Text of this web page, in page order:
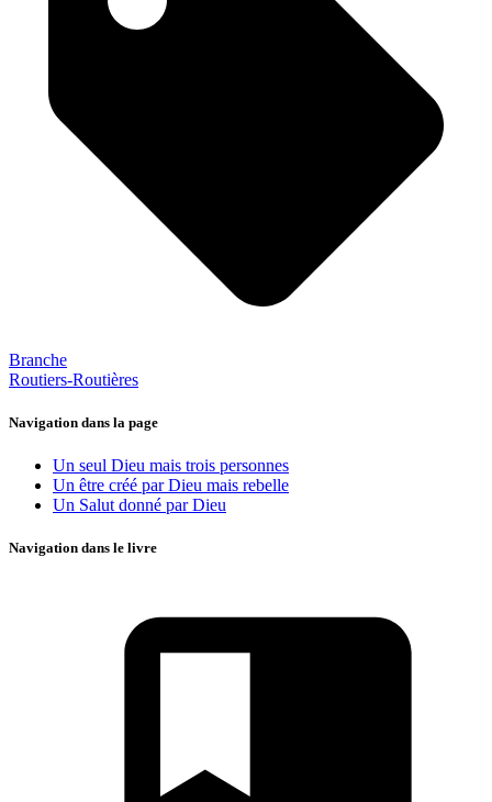
Branche
Routiers-Routières
Navigation dans la page
Un seul Dieu mais trois personnes
Un être créé par Dieu mais rebelle
Un Salut donné par Dieu
Navigation dans le livre